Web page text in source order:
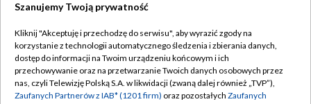
TVP
Abonament TVP
Emisja w TVP
Regulamin TVP
Polityka prywatności
Szanujemy Twoją prywatność
Kliknij "Akceptuję i przechodzę do serwisu", aby wyrazić zgody na
korzystanie z technologii automatycznego śledzenia i zbierania danych,
dostęp do informacji na Twoim urządzeniu końcowym i ich
przechowywanie oraz na przetwarzanie Twoich danych osobowych przez
nas, czyli Telewizję Polską S.A. w likwidacji (zwaną dalej również „TVP”),
Zaufanych Partnerów z IAB* (1201 firm) oraz pozostałych Zaufanych